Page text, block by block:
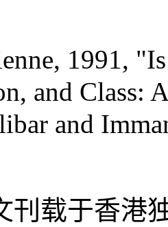
1991,
and Class:
and
刊载于香港